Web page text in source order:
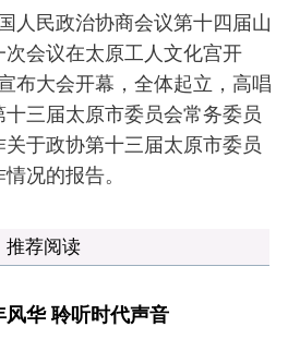
民政治协商会议第十四届山
会议在太原工人文化宫开
布大会开幕，全体起立，高唱
三届太原市委员会常务委员
于政协第十三届太原市委员
况的报告。
推荐阅读
华 聆听时代声音